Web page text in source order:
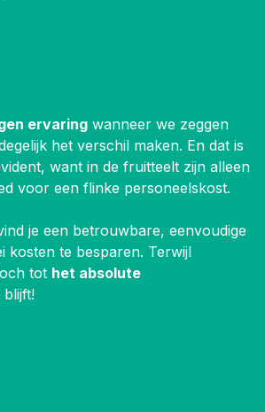
ervaring wanneer we zeggen
het verschil maken. En dat is
want in de fruitteelt zijn alleen
voor een flinke personeelskost.
je een betrouwbare, eenvoudige
kosten te besparen. Terwijl
tot het absolute